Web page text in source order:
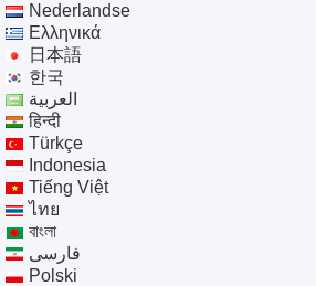
Nederlandse
Ελληνικά
日本語
한국
العربية
हिन्दी
Türkçe
Indonesia
Tiếng Việt
ไทย
বাংলা
فارسی
Polski